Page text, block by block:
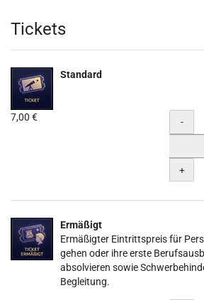
Produkte
Tickets
Standard
7,00 € -
+
Ermäßigt
Ermäßigter Eintrittspreis für
gehen oder ihre erste
absolvieren sowie
Begleitung.